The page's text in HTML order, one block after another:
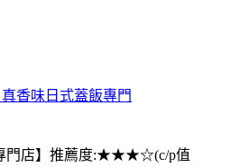
香味日式蓋飯專門
專門店】推薦度:★★★☆(c/p值